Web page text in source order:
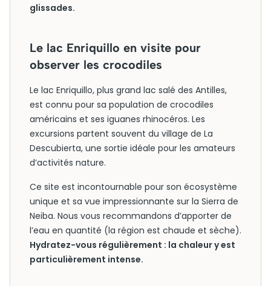
glissades.
Le lac Enriquillo en visite pour
observer les crocodiles
Le lac Enriquillo, plus grand lac salé des Antilles,
est connu pour sa population de crocodiles
américains et ses iguanes rhinocéros. Les
excursions partent souvent du village de La
Descubierta, une sortie idéale pour les amateurs
d’activités nature.
Ce site est incontournable pour son écosystème
unique et sa vue impressionnante sur la Sierra de
Neiba. Nous vous recommandons d’apporter de
l’eau en quantité (la région est chaude et sèche).
Hydratez-vous régulièrement : la chaleur y est
particulièrement intense.